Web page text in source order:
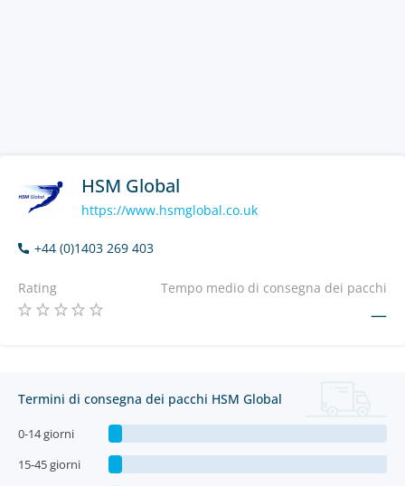
HSM Global
https://www.hsmglobal.co.uk
+44 (0)1403 269 403
Rating Tempo medio di consegna dei pacchi
—
Termini di consegna dei pacchi HSM Global
0-14 giorni
15-45 giorni